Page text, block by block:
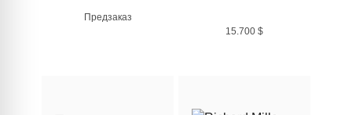
Предзаказ
15.700 $